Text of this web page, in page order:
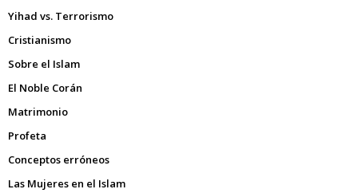
Yihad vs. Terrorismo
Cristianismo
Sobre el Islam
El Noble Corán
Matrimonio
Profeta
Conceptos erróneos
Las Mujeres en el Islam